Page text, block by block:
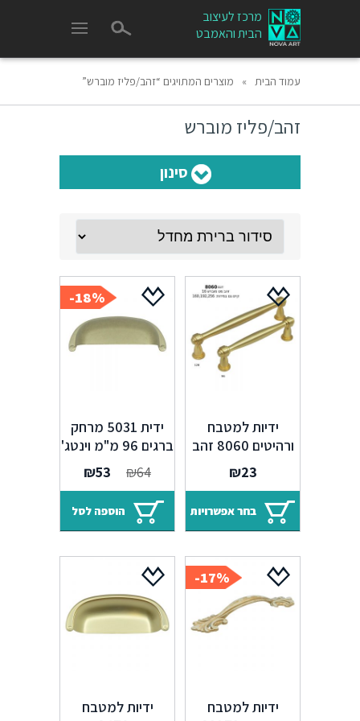
מרכז לעיצוב
הבית והאמבט
עמוד הבית » מוצרים המתויגים “זהב/פליז מוברש”
זהב/פליז מוברש
סינון
ידיות למטבח
ורהיטים 8060 זהב
מט מוברש במגוון
מידות
₪23
בחר אפשרויות
18%-
ידית 5031 מרחק
ברגים 96 מ"מ וינטג'
פליז C6
₪64
המחיר
המקורי
היה:
₪64.
₪53
הנוכחי
הוא:
₪53.
הוספה לסל
17%-
ידיות למטבח
ידיות למטבח